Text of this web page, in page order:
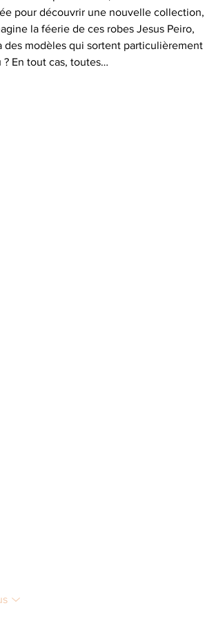
pour découvrir une nouvelle
la féerie de ces robes Jesus Peiro,
des modèles qui sortent
En tout cas, toutes…